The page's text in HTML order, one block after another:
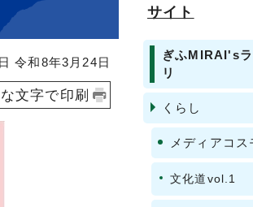
令和8年3月24日
文字で印刷
サイト
ぎふMIRAI'sラ
リ
くらし
メディアコス
文化道vol.1